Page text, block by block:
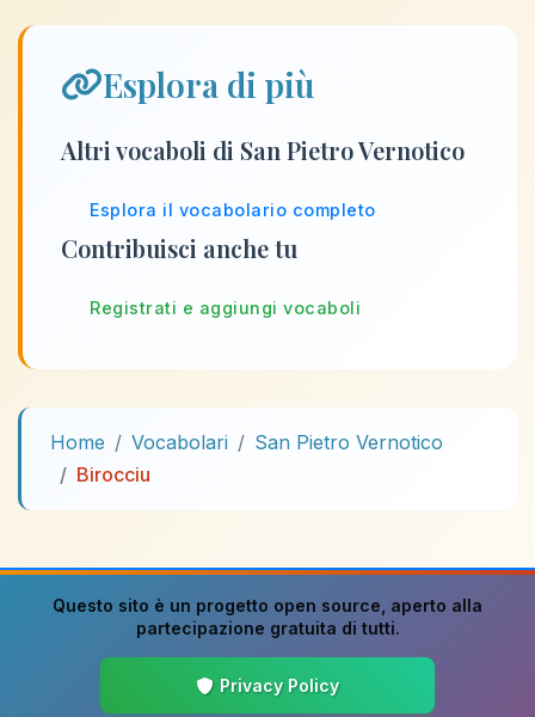
Esplora di più
Altri vocaboli di San Pietro Vernotico
Esplora il vocabolario completo
Contribuisci anche tu
Registrati e aggiungi vocaboli
Home Vocabolari
San Pietro Vernotico
Birocciu
Questo sito è un progetto open source , aperto alla
partecipazione gratuita di tutti.
Privacy Policy